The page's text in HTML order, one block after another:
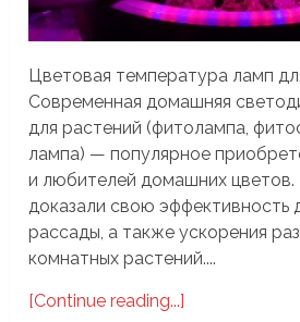
Цветовая температура ламп
Современная домашняя
для растений (фитолампа,
лампа) — популярное
и любителей домашних цветов.
доказали свою эффективность
рассады, а также ускорения
комнатных растений....
[Continue reading...]